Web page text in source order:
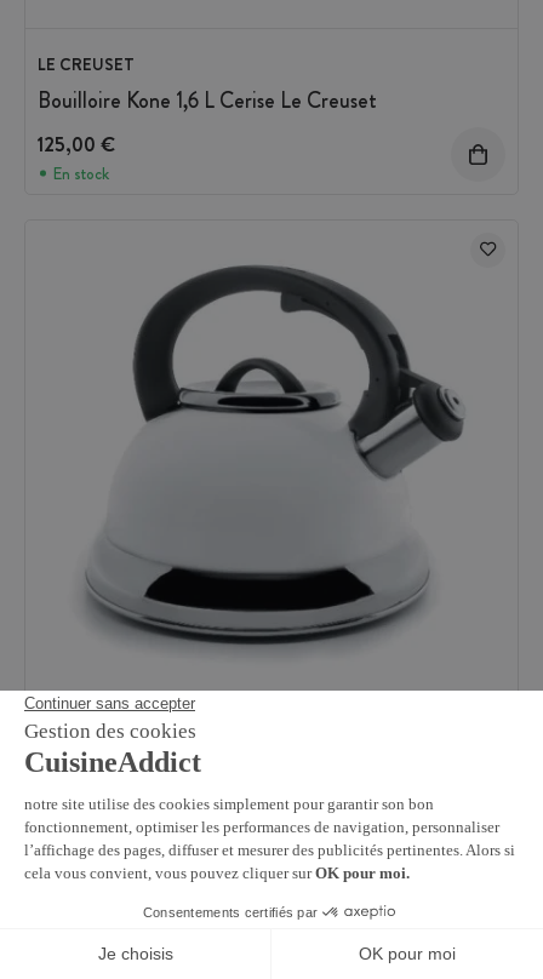
LE CREUSET
Bouilloire Kone 1,6 L Cerise Le Creuset
125,00 €
En stock
LACOR
Bouilloire Sifflante 2.5 L Laqué Blanc Lacor
75,89 €
En stock